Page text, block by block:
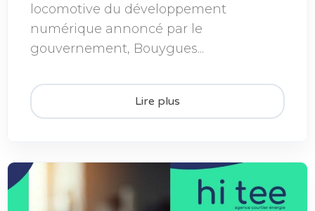
locomotive du développement
numérique annoncé par le
gouvernement, Bouygues...
Lire plus